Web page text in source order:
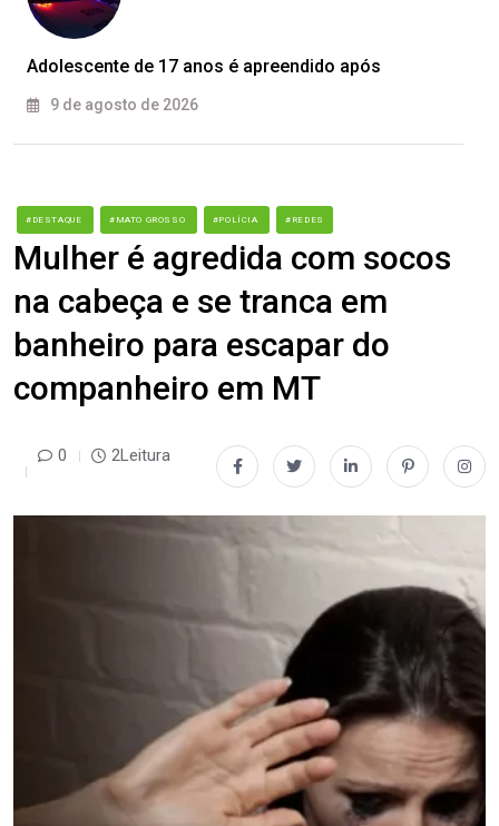
Adolescente de 17 anos é apreendido após
9 de agosto de 2026
#DESTAQUE #MATO GROSSO #POLÍCIA #REDES
Mulher é agredida com socos
na cabeça e se tranca em
banheiro para escapar do
companheiro em MT
0 2Leitura